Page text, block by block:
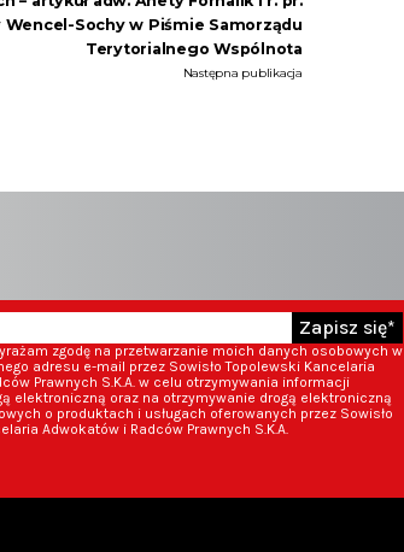
Wencel-Sochy w Piśmie Samorządu
Terytorialnego Wspólnota
Następna publikacja
zgodę na przetwarzanie moich danych osobowych w
adresu e-mail przez Sowisło Topolewski Kancelaria
Prawnych S.K.A. w celu otrzymywania informacji
elektroniczną oraz na otrzymywanie drogą elektroniczną
o produktach i usługach oferowanych przez Sowisło
Adwokatów i Radców Prawnych S.K.A.
Zapisz się*